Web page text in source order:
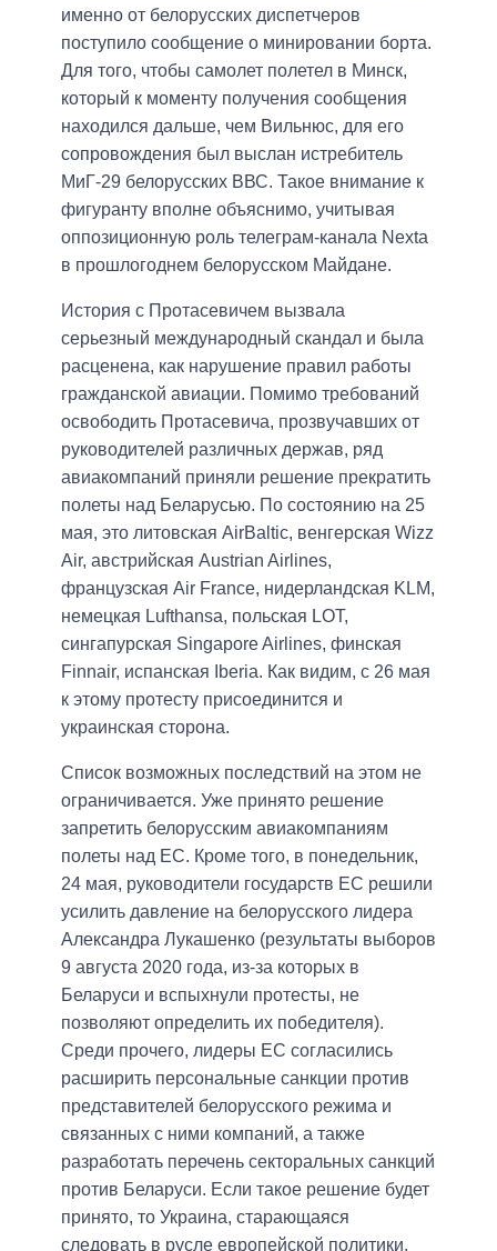
именно от белорусских диспетчеров
поступило сообщение о минировании борта.
Для того, чтобы самолет полетел в Минск,
который к моменту получения сообщения
находился дальше, чем Вильнюс, для его
сопровождения был выслан истребитель
МиГ-29 белорусских ВВС. Такое внимание к
фигуранту вполне объяснимо, учитывая
оппозиционную роль телеграм-канала Nexta
в прошлогоднем белорусском Майдане.
История с Протасевичем вызвала
серьезный международный скандал и была
расценена, как нарушение правил работы
гражданской авиации. Помимо требований
освободить Протасевича, прозвучавших от
руководителей различных держав, ряд
авиакомпаний приняли решение прекратить
полеты над Беларусью. По состоянию на 25
мая, это литовская AirBaltic, венгерская Wizz
Air, австрийская Austrian Airlines,
французская Air France, нидерландская KLM,
немецкая Lufthansa, польская LOT,
сингапурская Singapore Airlines, финская
Finnair, испанская Iberia. Как видим, с 26 мая
к этому протесту присоединится и
украинская сторона.
Список возможных последствий на этом не
ограничивается. Уже принято решение
запретить белорусским авиакомпаниям
полеты над ЕС. Кроме того, в понедельник,
24 мая, руководители государств ЕС решили
усилить давление на белорусского лидера
Александра Лукашенко (результаты выборов
9 августа 2020 года, из-за которых в
Беларуси и вспыхнули протесты, не
позволяют определить их победителя).
Среди прочего, лидеры ЕС согласились
расширить персональные санкции против
представителей белорусского режима и
связанных с ними компаний, а также
разработать перечень секторальных санкций
против Беларуси. Если такое решение будет
принято, то Украина, старающаяся
следовать в русле европейской политики,